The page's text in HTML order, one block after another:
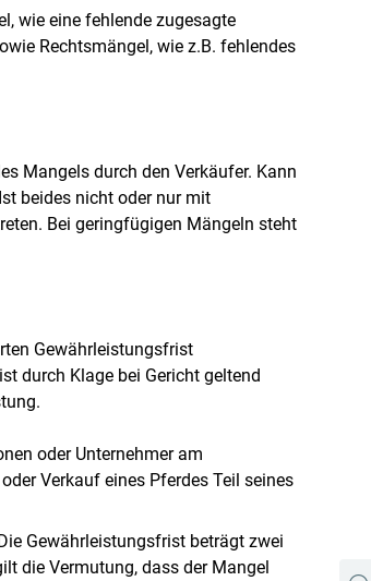
wie eine fehlende zugesagte
Rechtsmängel, wie z.B. fehlendes
Mangels durch den Verkäufer. Kann
beides nicht oder nur mit
Bei geringfügigen Mängeln steht
Gewährleistungsfrist
durch Klage bei Gericht geltend
oder Unternehmer am
Verkauf eines Pferdes Teil seines
Gewährleistungsfrist beträgt zwei
die Vermutung, dass der Mangel